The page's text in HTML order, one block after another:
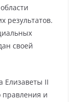
результатов.
своей
Елизаветы II
правления и